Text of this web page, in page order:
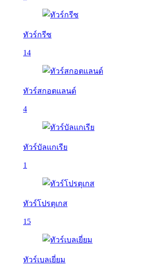
ทัวร์กรีซ
14
ทัวร์สกอตแลนด์
4
ทัวร์บัลเเกเรีย
1
ทัวร์โปรตุเกส
15
ทัวร์เบลเยี่ยม